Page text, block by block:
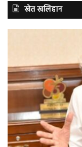
खेत खलिहान